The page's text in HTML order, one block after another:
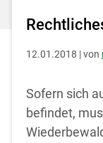
12.01.2018 | von
Sofern sich
befindet,